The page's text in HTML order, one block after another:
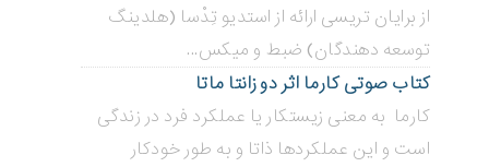
از برایان تریسی ارائه از استدیو تِدْسا (هلدینگ
توسعه دهندگان) ضبط و میکس...
کتاب صوتی کارما اثر دو زانتا ماتا
کارما به معنی زیستکار یا عملکرد فرد در زندگی
است و این عملکردها ذاتا و به طور خودکار